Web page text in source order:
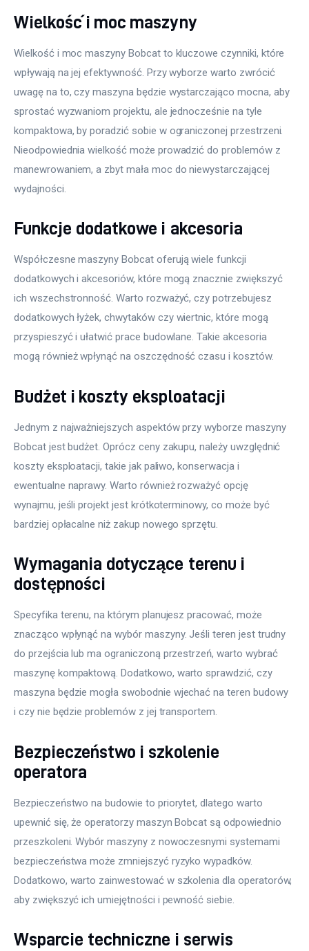
Wielkość i moc maszyny
Wielkość i moc maszyny Bobcat to kluczowe czynniki, które
wpływają na jej efektywność. Przy wyborze warto zwrócić
uwagę na to, czy maszyna będzie wystarczająco mocna, aby
sprostać wyzwaniom projektu, ale jednocześnie na tyle
kompaktowa, by poradzić sobie w ograniczonej przestrzeni.
Nieodpowiednia wielkość może prowadzić do problemów z
manewrowaniem, a zbyt mała moc do niewystarczającej
wydajności.
Funkcje dodatkowe i akcesoria
Współczesne maszyny Bobcat oferują wiele funkcji
dodatkowych i akcesoriów, które mogą znacznie zwiększyć
ich wszechstronność. Warto rozważyć, czy potrzebujesz
dodatkowych łyżek, chwytaków czy wiertnic, które mogą
przyspieszyć i ułatwić prace budowlane. Takie akcesoria
mogą również wpłynąć na oszczędność czasu i kosztów.
Budżet i koszty eksploatacji
Jednym z najważniejszych aspektów przy wyborze maszyny
Bobcat jest budżet. Oprócz ceny zakupu, należy uwzględnić
koszty eksploatacji, takie jak paliwo, konserwacja i
ewentualne naprawy. Warto również rozważyć opcję
wynajmu, jeśli projekt jest krótkoterminowy, co może być
bardziej opłacalne niż zakup nowego sprzętu.
Wymagania dotyczące terenu i
dostępności
Specyfika terenu, na którym planujesz pracować, może
znacząco wpłynąć na wybór maszyny. Jeśli teren jest trudny
do przejścia lub ma ograniczoną przestrzeń, warto wybrać
maszynę kompaktową. Dodatkowo, warto sprawdzić, czy
maszyna będzie mogła swobodnie wjechać na teren budowy
i czy nie będzie problemów z jej transportem.
Bezpieczeństwo i szkolenie
operatora
Bezpieczeństwo na budowie to priorytet, dlatego warto
upewnić się, że operatorzy maszyn Bobcat są odpowiednio
przeszkoleni. Wybór maszyny z nowoczesnymi systemami
bezpieczeństwa może zmniejszyć ryzyko wypadków.
Dodatkowo, warto zainwestować w szkolenia dla operatorów,
aby zwiększyć ich umiejętności i pewność siebie.
Wsparcie techniczne i serwis